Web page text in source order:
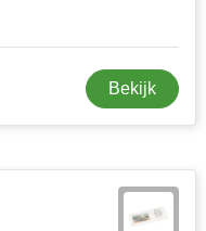
Bekijk